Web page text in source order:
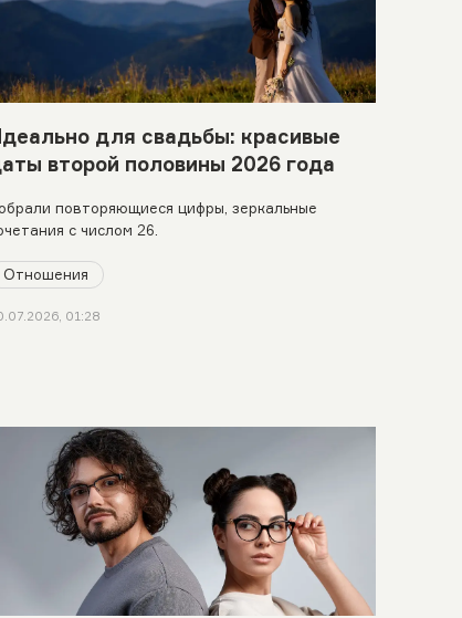
для свадьбы: красивые
второй половины 2026 года
повторяющиеся цифры, зеркальные
с числом 26.
Отношения
01:28